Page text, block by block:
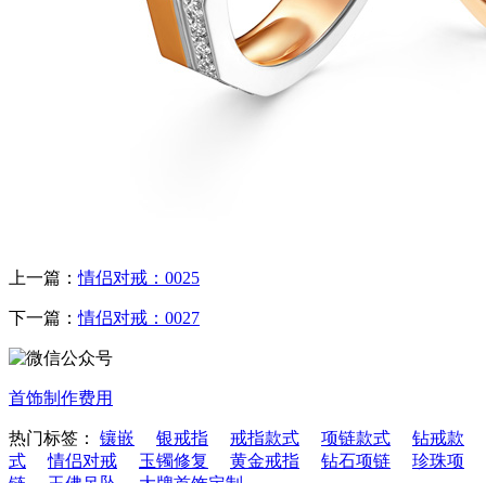
上一篇：情侣对戒：0025
下一篇：情侣对戒：0027
首饰制作费用
热门标签： 镶嵌 银戒指 戒指款式 项链款式
钻戒款
式
情侣对戒 玉镯修复 黄金戒指 钻石项链
珍珠项